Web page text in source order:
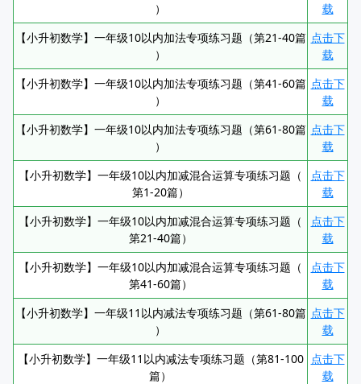
）
载
【小升初数学】一年级10以内加法专项练习题（第21-40篇
）
点击下
载
【小升初数学】一年级10以内加法专项练习题（第41-60篇
）
点击下
载
【小升初数学】一年级10以内加法专项练习题（第61-80篇
）
点击下
载
【小升初数学】一年级10以内加减混合运算专项练习题（
第1-20篇）
点击下
载
【小升初数学】一年级10以内加减混合运算专项练习题（
第21-40篇）
点击下
载
【小升初数学】一年级10以内加减混合运算专项练习题（
第41-60篇）
点击下
载
【小升初数学】一年级11以内减法专项练习题（第61-80篇
）
点击下
载
【小升初数学】一年级11以内减法专项练习题（第81-100
篇）
点击下
载